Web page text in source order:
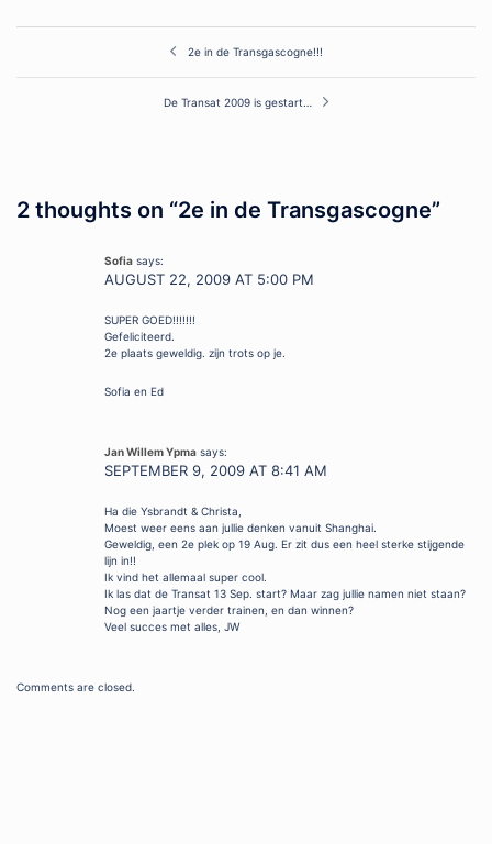
navigation
2e in de Transgascogne!!!
De Transat 2009 is gestart…
2 thoughts on “2e in de Transgascogne”
Sofia says:
AUGUST 22, 2009 AT 5:00 PM
SUPER GOED!!!!!!!
Gefeliciteerd.
2e plaats geweldig. zijn trots op je.
Sofia en Ed
Jan Willem Ypma says:
SEPTEMBER 9, 2009 AT 8:41 AM
Ha die Ysbrandt & Christa,
Moest weer eens aan jullie denken vanuit Shanghai.
Geweldig, een 2e plek op 19 Aug. Er zit dus een heel sterke stijgende
lijn in!!
Ik vind het allemaal super cool.
Ik las dat de Transat 13 Sep. start? Maar zag jullie namen niet staan?
Nog een jaartje verder trainen, en dan winnen?
Veel succes met alles, JW
Comments are closed.